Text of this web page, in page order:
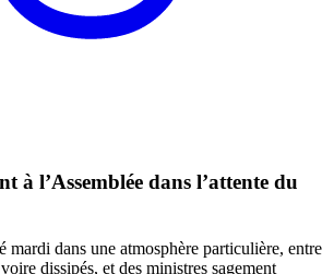
à l’Assemblée dans l’attente du
mardi dans une atmosphère particulière, entre
dissipés, et des ministres sagement